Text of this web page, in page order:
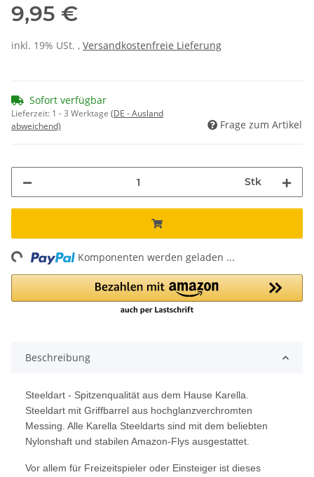
9,95 €
inkl. 19% USt. , Versandkostenfreie Lieferung
Sofort verfügbar
Lieferzeit: 1 - 3 Werktage (DE - Ausland
abweichend)
Frage zum Artikel
Stk
Komponenten werden geladen ...
Beschreibung
Steeldart - Spitzenqualität aus dem Hause Karella.
Steeldart mit Griffbarrel aus hochglanzverchromten
Messing. Alle Karella Steeldarts sind mit dem beliebten
Nylonshaft und stabilen Amazon-Flys ausgestattet.
Vor allem für Freizeitspieler oder Einsteiger ist dieses